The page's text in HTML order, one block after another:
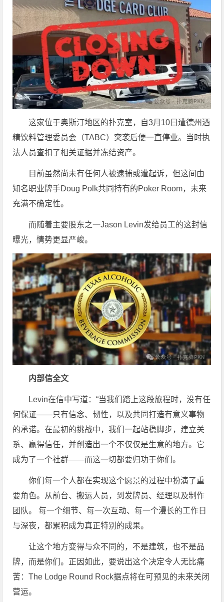
这家位于奥斯汀地区的扑克室，自3月10日遭德州酒
精饮料管理委员会（TABC）突袭后便一直停业。当时执
法人员查扣了相关证据并冻结资产。
目前虽然尚未有任何人被逮捕或遭起诉，但这间由
知名职业牌手Doug Polk共同持有的Poker Room，未来
充满不确定性。
而随着主要股东之一Jason Levin发给员工的这封信
曝光，情势更显严峻。
内部信全文
Levin在信中写道：“当我们踏上这段旅程时，没有任
何保证——只有信念、韧性，以及共同打造有意义事物
的承诺。在最初的挑战中，我们一起站稳脚步，建立关
系、赢得信任，并创造出一个不仅仅是生意的地方。它
成为了一个社群——而这一切都要归功于你们。
你们每一个人都在实现这个愿景的过程中扮演了重
要角色。从前台、搬运人员，到发牌员、经理以及制作
团队。 每一个细节、每一次互动、每一个漫长的工作日
与深夜，都累积成为真正特别的成果。
让这个地方变得与众不同的，不是建筑，也不是品
牌，而是你们。正因如此，要说出这个决定令人无比痛
苦：The Lodge Round Rock据点将在可预见的未来关闭
营运。